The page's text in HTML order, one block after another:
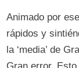
Animado por
rápidos y
la ‘media’ de